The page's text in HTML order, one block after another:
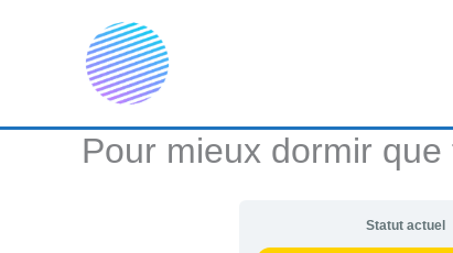
Pour mieux dormir que
Statut actuel